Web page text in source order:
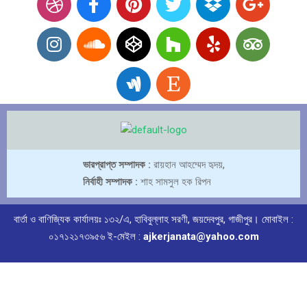
ভারপ্রাপ্ত সম্পাদক : রায়হান আহম্মেদ হৃদয়,
নির্বাহী সম্পাদক : শাহ সামসুল হক রিপন
বার্তা ও বাণিজ্যিক কার্যালয়ঃ ১৩২/এ, হাবিবুল্লাহ সরণী, জয়দেবপুর, গাজীপুর। মোবাইল :
০১৭১২১৭৩৯৫৬ ই-মেইল : ajkerjanata@yahoo.com